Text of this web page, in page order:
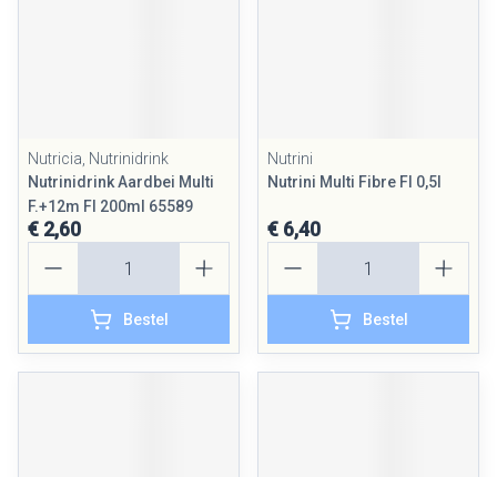
Nutricia, Nutrinidrink
Nutrinidrink Aardbei Multi
F.+12m Fl 200ml 65589
€ 2,60
Bestel
Nutrini
Nutrini Multi Fibre Fl 0,5l
€ 6,40
Bestel